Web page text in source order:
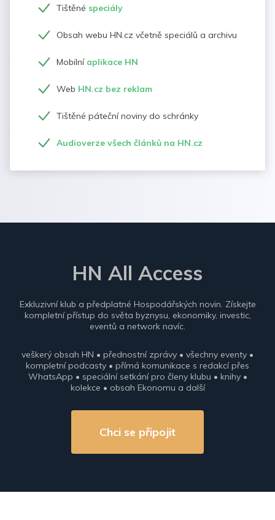
Tištěné speciály
Obsah webu HN.cz včetně speciálů a archivu
Mobilní aplikace HN
Web HN.cz bez reklam
Tištěné páteční noviny do schránky
Audioverze všech článků na HN.cz
HN All Access
Exkluzivní klub a předplatné Hospodářských novin. Získejte
kompletní přístup do světa byznysu, ekonomiky, investic,
eventů a network navíc.
veškerý obsah HN • přednostní zprávy • všechny eventy •
kompletní podcasty • přímá komunikace s redakcí přes
WhatsApp • speciální setkání pro členy klubu • knihy •
kolekce • obsah Ekonomu a další
Chci se připojit